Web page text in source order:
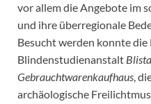
vor allem die Angebote im
und ihre überregionale
Besucht werden konnte die
Blindenstudienanstalt
Gebrauchtwarenkaufhaus,
archäologische